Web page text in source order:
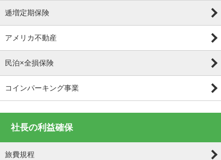
逓増定期保険
アメリカ不動産
民泊×全損保険
コインパーキング事業
社長の利益確保
旅費規程